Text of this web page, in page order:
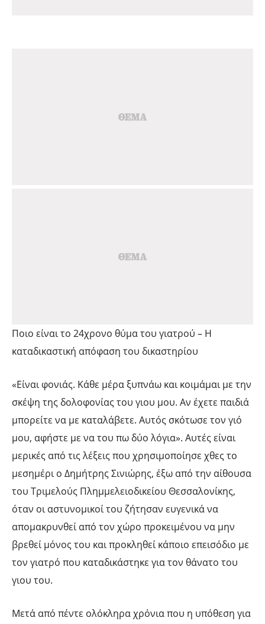
Ποιο είναι το 24χρονο θύμα του γιατρού – Η
καταδικαστική απόφαση του δικαστηρίου
«Είναι φονιάς. Κάθε μέρα ξυπνάω και κοιμάμαι με την
σκέψη της δολοφονίας του γιου μου. Αν έχετε παιδιά
μπορείτε να με καταλάβετε. Αυτός σκότωσε τον γιό
μου, αφήστε με να του πω δύο λόγια». Αυτές είναι
μερικές από τις λέξεις που χρησιμοποίησε χθες το
μεσημέρι ο Δημήτρης Σινιώρης, έξω από την αίθουσα
του Τριμελούς Πλημμελειοδικείου Θεσσαλονίκης,
όταν οι αστυνομικοί του ζήτησαν ευγενικά να
απομακρυνθεί από τον χώρο προκειμένου να μην
βρεθεί μόνος του και προκληθεί κάποιο επεισόδιο με
τον γιατρό που καταδικάστηκε για τον θάνατο του
γιου του.
Μετά από πέντε ολόκληρα χρόνια που η υπόθεση για